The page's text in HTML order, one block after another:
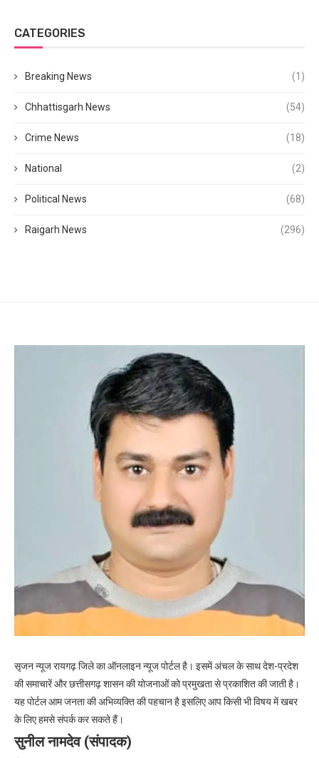
CATEGORIES
Breaking News (1)
Chhattisgarh News (54)
Crime News (18)
National (2)
Political News (68)
Raigarh News (296)
सृजन न्यूज रायगढ़ जिले का ऑनलाइन न्यूज पोर्टल है। इसमें अंचल के साथ देश-प्रदेश
की समाचारें और छत्तीसगढ़ शासन की योजनाओं को प्रमुखता से प्रकाशित की जाती है।
यह पोर्टल आम जनता की अभिव्यक्ति की पहचान है इसलिए आप किसी भी विषय में खबर
के लिए हमसे संपर्क कर सकते हैं।
सुनील नामदेव (संपादक)